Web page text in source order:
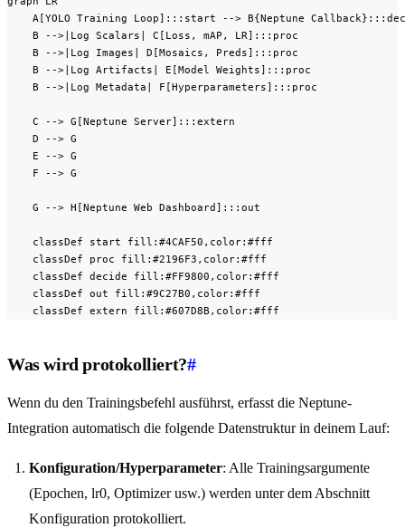
A[YOLO Training Loop]:::start --> B{Neptune
    B -->|Log Scalars| C[Loss, mAP, LR]:::proc
    B -->|Log Images| D[Mosaics, Preds]:::proc
    B -->|Log Artifacts| E[Model Weights]:::proc
    B -->|Log Metadata| F[Hyperparameters]:::proc
    C --> G[Neptune Server]:::extern
    D --> G
    E --> G
    F --> G
    G --> H[Neptune Web Dashboard]:::out
    classDef start fill:#4CAF50,color:#fff
    classDef proc fill:#2196F3,color:#fff
    classDef decide fill:#FF9800,color:#fff
    classDef out fill:#9C27B0,color:#fff
    classDef extern fill:#607D8B,color:#fff
Was wird protokolliert?#
Wenn du den Trainingsbefehl ausführst, erfasst die Neptune-
Integration automatisch die folgende Datenstruktur in deinem Lauf:
Konfiguration/Hyperparameter: Alle Trainingsargumente
(Epochen, lr0, Optimizer usw.) werden unter dem Abschnitt
Konfiguration protokolliert.